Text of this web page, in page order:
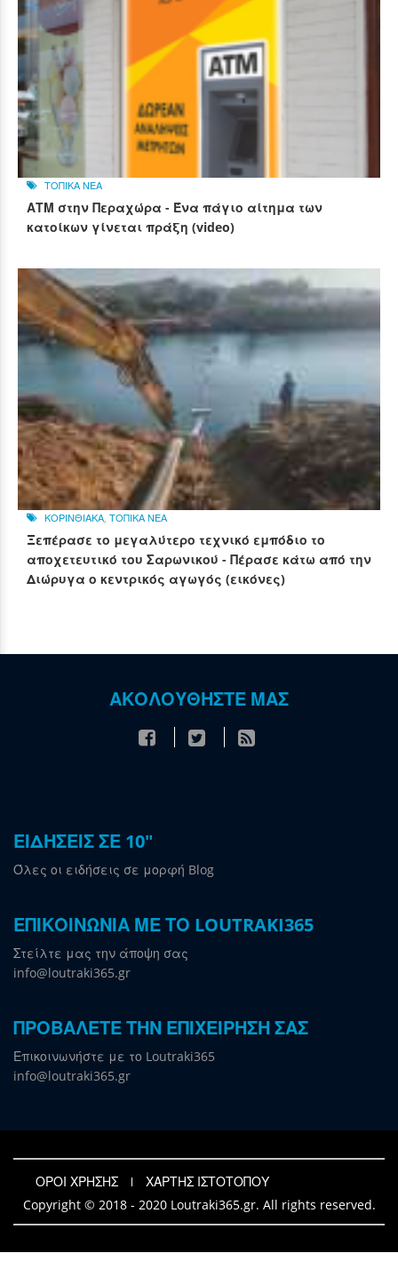
ΤΟΠΙΚΑ ΝΕΑ
ΑΤΜ στην Περαχώρα - Ένα πάγιο αίτημα των
κατοίκων γίνεται πράξη (video)
ΚΟΡΙΝΘΙΑΚΑ, ΤΟΠΙΚΑ ΝΕΑ
Ξεπέρασε το μεγαλύτερο τεχνικό εμπόδιο το
αποχετευτικό του Σαρωνικού - Πέρασε κάτω από την
Διώρυγα ο κεντρικός αγωγός (εικόνες)
ΑΚΟΛΟΥΘΗΣΤΕ ΜΑΣ
ΕΙΔΗΣΕΙΣ ΣΕ 10"
Όλες οι ειδήσεις σε μορφή Blog
ΕΠΙΚΟΙΝΩΝΙΑ ΜΕ ΤΟ LOUTRAKI365
Στείλτε μας την άποψη σας
info@loutraki365.gr
ΠΡΟΒΑΛΕΤΕ ΤΗΝ ΕΠΙΧΕΙΡΗΣΗ ΣΑΣ
Επικοινωνήστε με το Loutraki365
info@loutraki365.gr
ΟΡΟΙ ΧΡΗΣΗΣ
ΧΑΡΤΗΣ ΙΣΤΟΤΟΠΟΥ
Copyright © 2018 - 2020 Loutraki365.gr. All rights reserved.